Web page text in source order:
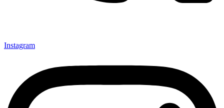
Instagram